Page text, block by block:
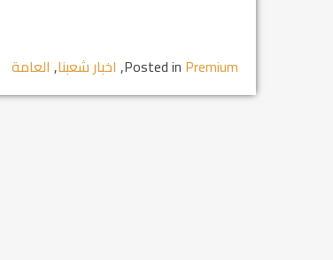
Posted in Premium
, اخبار شعبنا, العامة